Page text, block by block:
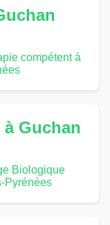
compétent à
Guchan
Biologique
Pyrénées